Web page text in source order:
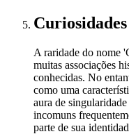
Curiosidades
A raridade do nome
muitas associações
conhecidas. No
como uma
aura de
incomuns
parte de sua